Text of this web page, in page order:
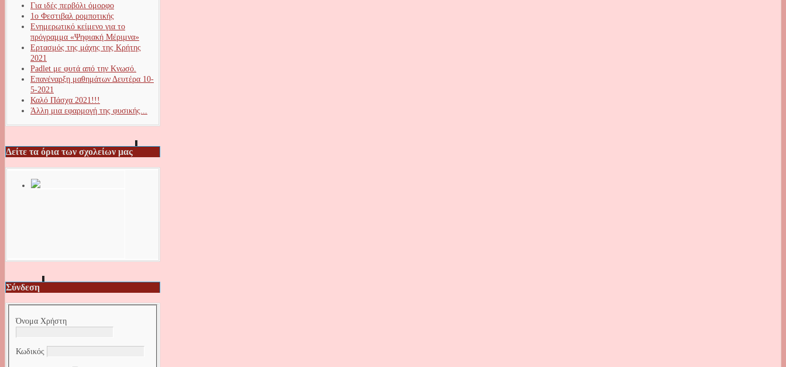
Για ιδές περβόλι όμορφο
1ο Φεστιβαλ ρομποτικής
Ενημερωτικό κείμενο για το
πρόγραμμα «Ψηφιακή Μέριμνα»
Ερτασμός της μάχης της Κρήτης
2021
Padlet με φυτά από την Κνωσό.
Επανέναρξη μαθημάτων Δευτέρα 10-
5-2021
Καλό Πάσχα 2021!!!
Άλλη μια εφαρμογή της φυσικής...
Δείτε τα όρια των σχολείων μας
Σύνδεση
Όνομα Χρήστη
Κωδικός